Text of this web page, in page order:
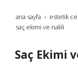
ana sayfa estetik
saç ekimi ve nakli
Saç Ekimi